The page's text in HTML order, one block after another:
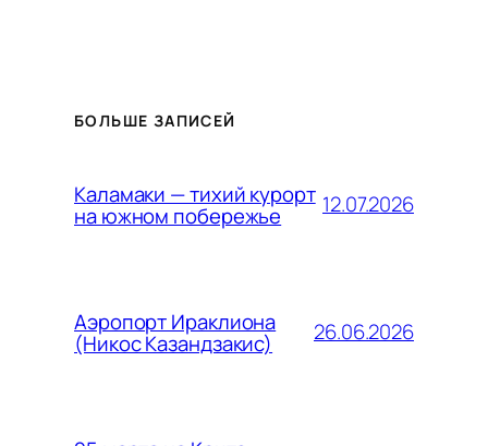
БОЛЬШЕ ЗАПИСЕЙ
Каламаки — тихий курорт
на южном побережье 12.07.2026
Аэропорт Ираклиона
(Никос Казандзакис) 26.06.2026